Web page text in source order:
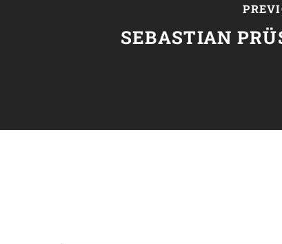
SEBASTIAN